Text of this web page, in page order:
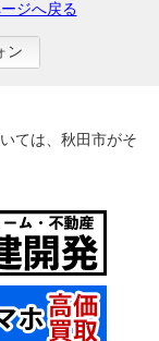
ージへ戻る
ン
ては、秋田市がそ